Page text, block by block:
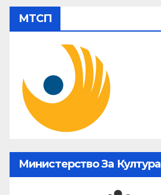
МТСП
Министерство За Култура